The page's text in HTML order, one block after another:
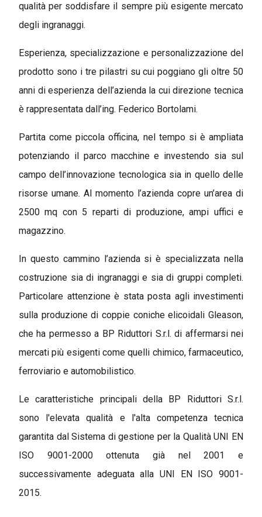
qualità per soddisfare il sempre più esigente mercato
degli ingranaggi.
Esperienza, specializzazione e personalizzazione del
prodotto sono i tre pilastri su cui poggiano gli oltre 50
anni di esperienza dell’azienda la cui direzione tecnica
è rappresentata dall’ing. Federico Bortolami.
Partita come piccola officina, nel tempo si è ampliata
potenziando il parco macchine e investendo sia sul
campo dell’innovazione tecnologica sia in quello delle
risorse umane. Al momento l’azienda copre un’area di
2500 mq con 5 reparti di produzione, ampi uffici e
magazzino.
In questo cammino l’azienda si è specializzata nella
costruzione sia di ingranaggi e sia di gruppi completi.
Particolare attenzione è stata posta agli investimenti
sulla produzione di coppie coniche elicoidali Gleason,
che ha permesso a BP Riduttori S.r.l. di affermarsi nei
mercati più esigenti come quelli chimico, farmaceutico,
ferroviario e automobilistico.
Le caratteristiche principali della BP Riduttori S.r.l.
sono l'elevata qualità e l'alta competenza tecnica
garantita dal Sistema di gestione per la Qualità UNI EN
ISO 9001-2000 ottenuta già nel 2001 e
successivamente adeguata alla UNI EN ISO 9001-
2015.